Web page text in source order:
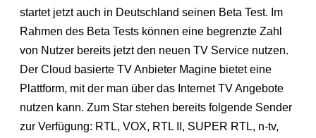
startet jetzt auch in Deutschland seinen Beta Test. Im
Rahmen des Beta Tests können eine begrenzte Zahl
von Nutzer bereits jetzt den neuen TV Service nutzen.
Der Cloud basierte TV Anbieter Magine bietet eine
Plattform, mit der man über das Internet TV Angebote
nutzen kann. Zum Star stehen bereits folgende Sender
zur Verfügung: RTL, VOX, RTL II, SUPER RTL, n-tv,